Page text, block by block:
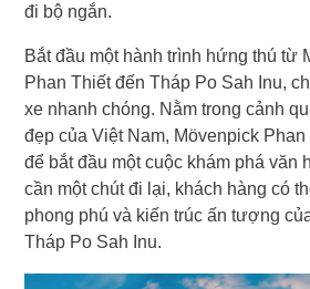
đi bộ ngắn.
Bắt đầu một hành trình hứng thú từ
Phan Thiết đến Tháp Po Sah Inu,
xe nhanh chóng. Nằm trong cảnh
đẹp của Việt Nam, Mövenpick
để bắt đầu một cuộc khám phá văn
cần một chút đi lại, khách hàng có
phong phú và kiến trúc ấn tượng
Tháp Po Sah Inu.